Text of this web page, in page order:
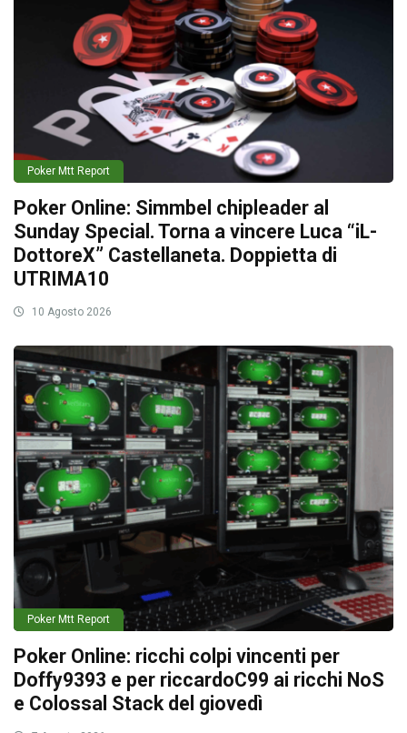
Poker Mtt Report
Poker Online: Simmbel chipleader al
Sunday Special. Torna a vincere Luca “iL-
DottoreX” Castellaneta. Doppietta di
UTRIMA10
10 Agosto 2026
Poker Mtt Report
Poker Online: ricchi colpi vincenti per
Doffy9393 e per riccardoC99 ai ricchi NoS
e Colossal Stack del giovedì